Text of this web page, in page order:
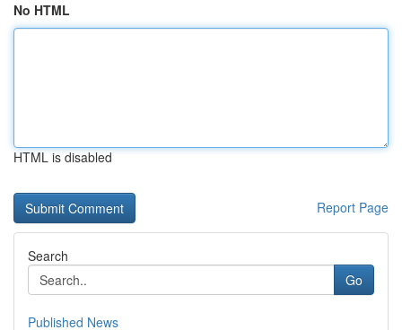
No HTML
HTML is disabled
Report Page
Search
Go
Published News